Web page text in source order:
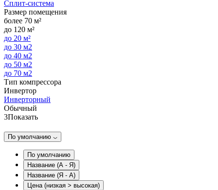
Сплит-система
Размер помещения
более 70 м²
до 120 м²
до 20 м²
до 30 м2
до 40 м2
до 50 м2
до 70 м2
Тип компрессора
Инвертор
Инверторный
Обычный
3Показать
По умолчанию
По умолчанию
Название (А - Я)
Название (Я - А)
Цена (низкая > высокая)